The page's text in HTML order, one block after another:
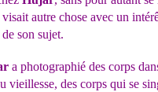
visait autre chose avec un
son sujet.
a photographié des corps
vieillesse, des corps qui se